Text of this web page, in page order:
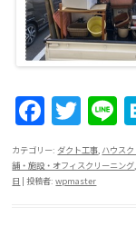
F
a
c
e
T
w
itt
er
n
e
カテゴリー: ダクト工事 ハウス
舗・施設・オフィスクリーニング
日 |投稿者:wpmaster